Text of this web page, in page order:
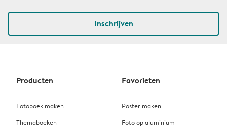
Inschrijven
Producten
Fotoboek maken
Themaboeken
Favorieten
Poster maken
Foto op aluminium